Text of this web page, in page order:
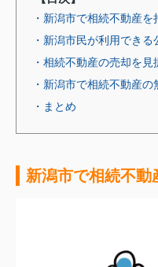
・新潟市で相続不動産
・新潟市民が利用でき
・相続不動産の売却を
・新潟市で相続不動産
・まとめ
新潟市で相続不動